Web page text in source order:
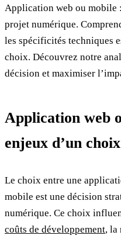
Application web ou mobile
projet numérique.
les spécificités techniques
choix. Découvrez notre
décision et maximiser
Application web
enjeux d’un
Le choix entre une
mobile est une décision
numérique. Ce choix
coûts de développement, la